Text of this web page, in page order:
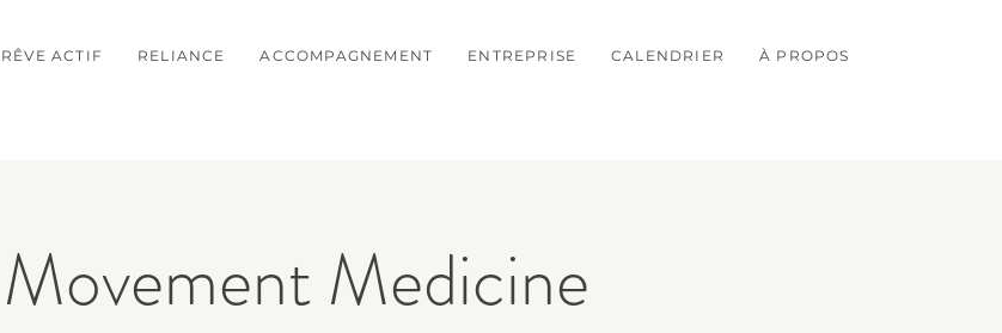
RÊVE ACTIF RELIANCE ACCOMPAGNEMENT ENTREPRISE CALENDRIER À PROPOS
Medicine